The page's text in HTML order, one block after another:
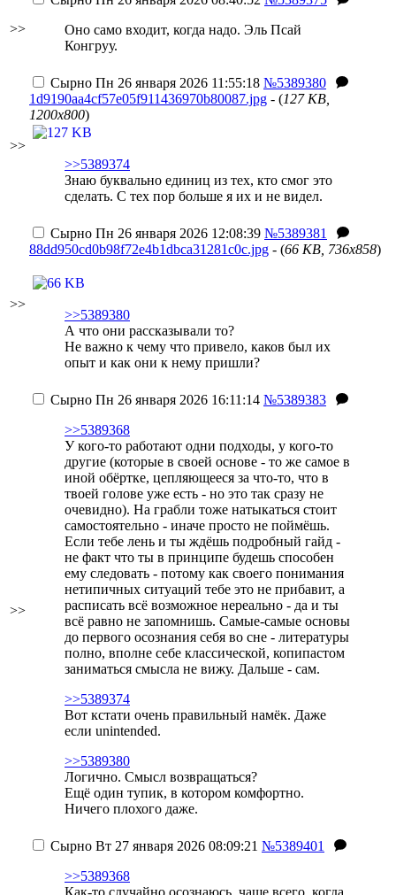
>>
Оно само входит, когда надо. Эль Псай
Конгруу.
>>
Сырно Пн 26 января 2026 11:55:18 №5389380
1d9190aa4cf57e05f911436970b80087.jpg - (127 KB,
1200x800)
>>5389374
Знаю буквально единиц из тех, кто смог это
сделать. С тех пор больше я их и не видел.
>>
Сырно Пн 26 января 2026 12:08:39 №5389381
88dd950cd0b98f72e4b1dbca31281c0c.jpg - (66 KB, 736x858)
>>5389380
А что они рассказывали то?
Не важно к чему что привело, каков был их
опыт и как они к нему пришли?
>>
Сырно Пн 26 января 2026 16:11:14 №5389383
>>5389368
У кого-то работают одни подходы, у кого-то
другие (которые в своей основе - то же самое в
иной обёртке, цепляющееся за что-то, что в
твоей голове уже есть - но это так сразу не
очевидно). На грабли тоже натыкаться стоит
самостоятельно - иначе просто не поймёшь.
Если тебе лень и ты ждёшь подробный гайд -
не факт что ты в принципе будешь способен
ему следовать - потому как своего понимания
нетипичных ситуаций тебе это не прибавит, а
расписать всё возможное нереально - да и ты
всё равно не запомнишь. Самые-самые основы
до первого осознания себя во сне - литературы
полно, вполне себе классической, копипастом
заниматься смысла не вижу. Дальше - сам.
>>5389374
Вот кстати очень правильный намёк. Даже
если unintended.
>>5389380
Логично. Смысл возвращаться?
Ещё один тупик, в котором комфортно.
Ничего плохого даже.
Сырно Вт 27 января 2026 08:09:21 №5389401
>>5389368
Как-то случайно осознаюсь, чаще всего, когда